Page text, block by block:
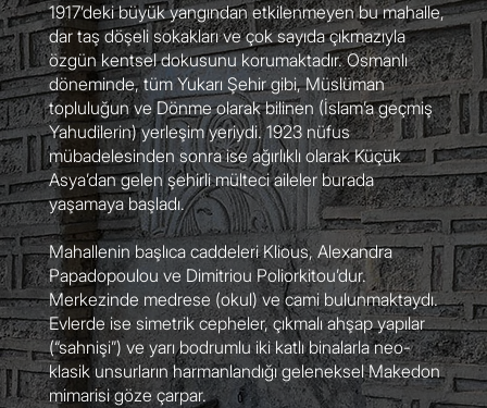
1917’deki büyük yangından etkilenmeyen bu mahalle,
dar taş döşeli sokakları ve çok sayıda çıkmazıyla
özgün kentsel dokusunu korumaktadır. Osmanlı
döneminde, tüm Yukarı Şehir gibi, Müslüman
topluluğun ve Dönme olarak bilinen (İslam’a geçmiş
Yahudilerin) yerleşim yeriydi. 1923 nüfus
mübadelesinden sonra ise ağırlıklı olarak Küçük
Asya’dan gelen şehirli mülteci aileler burada
yaşamaya başladı.
Mahallenin başlıca caddeleri Klious, Alexandra
Papadopoulou ve Dimitriou Poliorkitou’dur.
Merkezinde medrese (okul) ve cami bulunmaktaydı.
Evlerde ise simetrik cepheler, çıkmalı ahşap yapılar
(“sahnişi”) ve yarı bodrumlu iki katlı binalarla neo-
klasik unsurların harmanlandığı geleneksel Makedon
mimarisi göze çarpar.